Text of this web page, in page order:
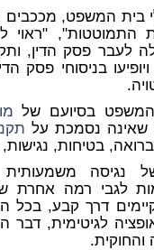
בית המשפט, מככבים
התמוטטות", "ראוי
לעבר פסק הדין,
בניסוחי פסק
בסיועם של
שאינה נסמכת על
בטיחות,
נגיסה
לגבי רמה אחרת
דרך קבע, בכל
לגיטימית, דבר
והחוקית.